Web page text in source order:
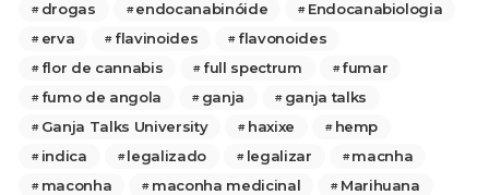
drogas
endocanabinóide
Endocanabiologia
erva
flavinoides
flavonoides
flor de cannabis
full spectrum
fumar
fumo de angola
ganja
ganja talks
Ganja Talks University
haxixe
hemp
indica
legalizado legalizar
macnha
maconha
maconha medicinal
Marihuana